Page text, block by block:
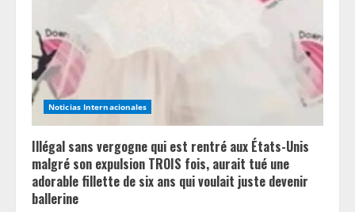
Noticias Internacionales
Illégal sans vergogne qui est rentré aux États-Unis
malgré son expulsion TROIS fois, aurait tué une
adorable fillette de six ans qui voulait juste devenir
ballerine